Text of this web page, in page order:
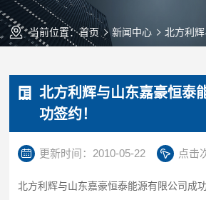
当前位置：首页 新闻中心 北方利辉与山
北方利辉与山东嘉豪恒泰
功签约！
更新时间：2010-05-22 点击
北方利辉与山东嘉豪恒泰能源有限公司成功